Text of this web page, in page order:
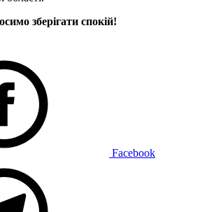
зберігати спокій!
Facebook